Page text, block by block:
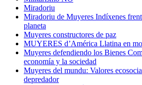
Miradoriu
Miradoriu de Muyeres Indíxenes
planeta
Muyeres constructores de paz
MUYERES d’América Llatina en
Muyeres defendiendo los Bienes
economía y la sociedad
Muyeres del mundu: Valores
depredador